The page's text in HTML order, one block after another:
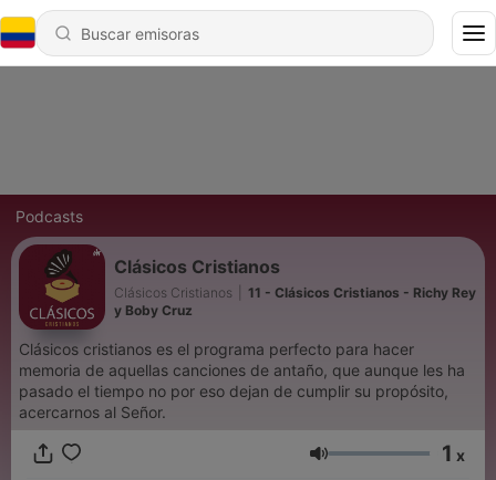
Podcasts
Clásicos Cristianos
Clásicos Cristianos
11 - Clásicos Cristianos - Richy Rey
y Boby Cruz
Clásicos cristianos es el programa perfecto para hacer
memoria de aquellas canciones de antaño, que aunque les ha
pasado el tiempo no por eso dejan de cumplir su propósito,
acercarnos al Señor.
Volumen 1 x